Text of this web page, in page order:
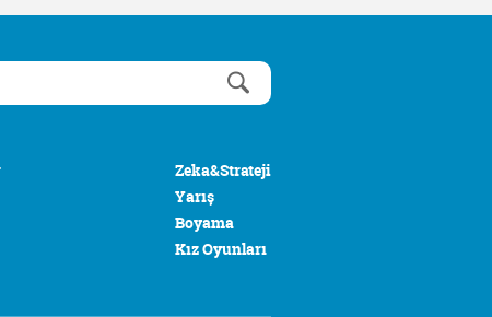
Zeka&Strateji
Yarış
Boyama
Kız Oyunları